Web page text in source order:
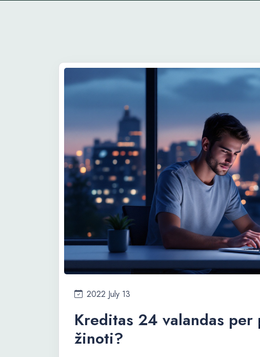
2022 July 13
Kreditas 24 valandas
žinoti?